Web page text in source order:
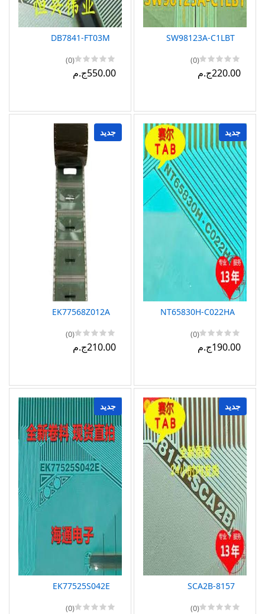
SW98123A-C1LBT
(0)
220.00ج.م
DB7841-FT03M
(0)
550.00ج.م
جديد
NT65830H-C022HA
(0)
190.00ج.م
جديد
EK77568Z012A
(0)
210.00ج.م
جديد
8157-SCA2B
(0)
جديد
EK77525S042E
(0)